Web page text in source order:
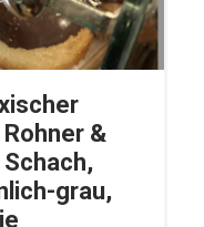
&
grau,